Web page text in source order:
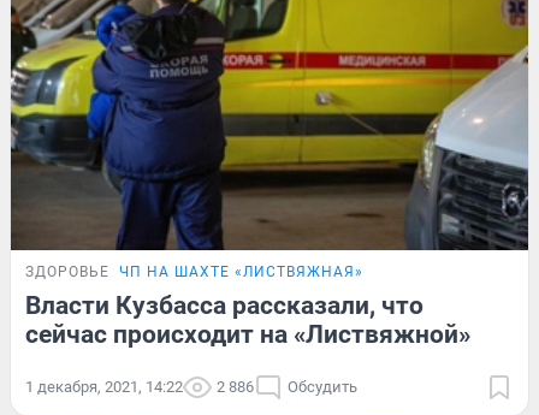
ЗДОРОВЬЕ ЧП НА ШАХТЕ «ЛИСТВЯЖНАЯ»
Власти Кузбасса рассказали, что
сейчас происходит на «Листвяжной»
1 декабря, 2021, 14:22 2 886 Обсудить